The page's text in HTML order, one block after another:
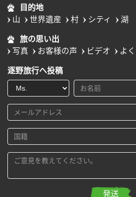
目的地
山
世界遺産 村 シティ 湖
旅の思い出
写真
お客様の声 ビデオ よ
逐野旅行へ投稿